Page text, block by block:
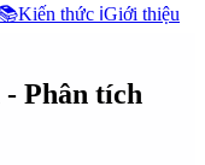
📚Kiến thức ℹ️Giới thiệu
Phân tích